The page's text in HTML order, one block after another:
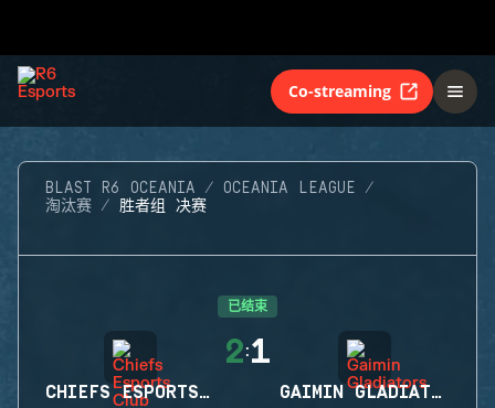
Co-streaming
BLAST R6 OCEANIA
OCEANIA LEAGUE
淘汰赛
胜者组 决赛
已结束
CHIEFS ESPORTS CLUB
2:1
GAIMIN GLADIATORS